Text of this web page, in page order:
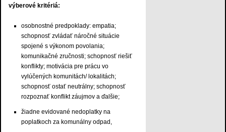
výberové kritériá:
osobnostné predpoklady: empatia;
schopnosť zvládať náročné situácie
spojené s výkonom povolania;
komunikačné zručnosti; schopnosť riešiť
konflikty; motivácia pre prácu vo
vylúčených komunitách/ lokalitách;
schopnosť ostať neutrálny; schopnosť
rozpoznať konflikt záujmov a ďalšie;
žiadne evidované nedoplatky na
poplatkoch za komunálny odpad,